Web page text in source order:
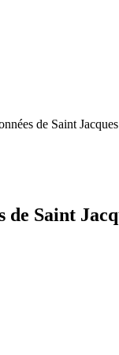
de Saint Jacques
de Saint